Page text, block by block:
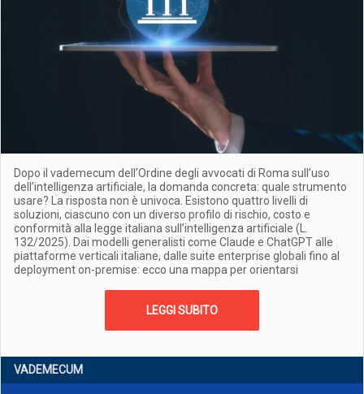
Dopo il vademecum dell’Ordine degli avvocati di Roma sull’uso
dell’intelligenza artificiale, la domanda concreta: quale strumento
usare? La risposta non è univoca. Esistono quattro livelli di
soluzioni, ciascuno con un diverso profilo di rischio, costo e
conformità alla legge italiana sull’intelligenza artificiale (L.
132/2025). Dai modelli generalisti come Claude e ChatGPT alle
piattaforme verticali italiane, dalle suite enterprise globali fino al
deployment on-premise: ecco una mappa per orientarsi
LEGGI SUBITO
VADEMECUM